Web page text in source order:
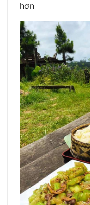
hơn